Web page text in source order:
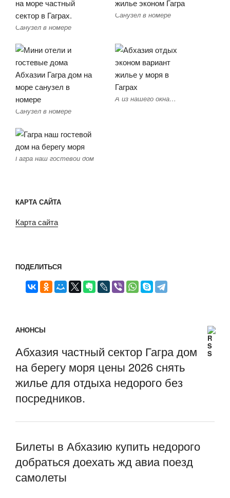
Санузел в номере
Санузел в номере
Санузел в номере
А из нашего окна…
Гагра наш гостевой дом
КАРТА САЙТА
Карта сайта
ПОДЕЛИТЬСЯ
АНОНСЫ
Абхазия частный сектор Гагра дом
на берегу моря цены 2026 снять
жилье для отдыха недорого без
посредников.
Билеты в Абхазию купить недорого
добраться доехать жд авиа поезд
самолеты